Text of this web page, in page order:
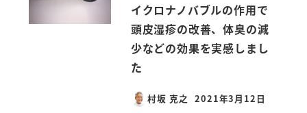
イクロナノバブルの作用で
頭皮湿疹の改善、体臭の減
少などの効果を実感しまし
た
村坂 克之
投稿日
2021年3月12日